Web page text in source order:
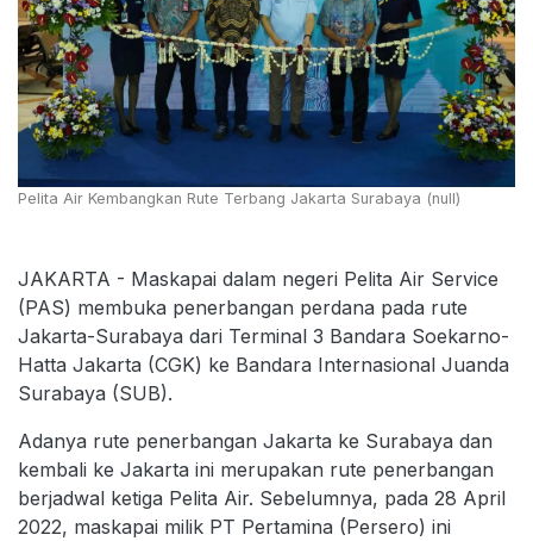
Pelita Air Kembangkan Rute Terbang Jakarta Surabaya (null)
JAKARTA - Maskapai dalam negeri Pelita Air Service
(PAS) membuka penerbangan perdana pada rute
Jakarta-Surabaya dari Terminal 3 Bandara Soekarno-
Hatta Jakarta (CGK) ke Bandara Internasional Juanda
Surabaya (SUB).
Adanya rute penerbangan Jakarta ke Surabaya dan
kembali ke Jakarta ini merupakan rute penerbangan
berjadwal ketiga Pelita Air. Sebelumnya, pada 28 April
2022, maskapai milik PT Pertamina (Persero) ini